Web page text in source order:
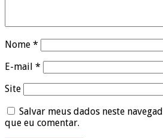
Nome *
E-mail *
Site
Salvar meus dados neste
que eu comentar.